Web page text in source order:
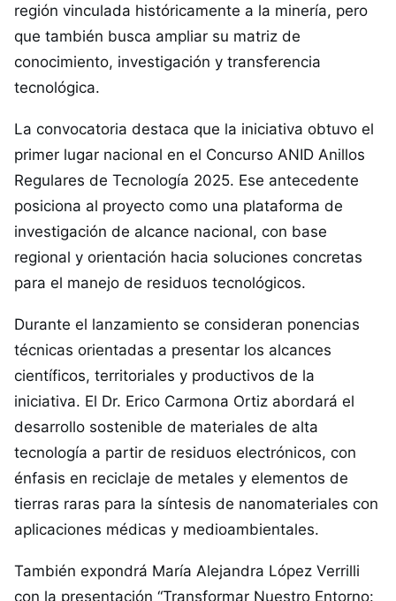
región vinculada históricamente a la minería, pero
que también busca ampliar su matriz de
conocimiento, investigación y transferencia
tecnológica.
La convocatoria destaca que la iniciativa obtuvo el
primer lugar nacional en el Concurso ANID Anillos
Regulares de Tecnología 2025. Ese antecedente
posiciona al proyecto como una plataforma de
investigación de alcance nacional, con base
regional y orientación hacia soluciones concretas
para el manejo de residuos tecnológicos.
Durante el lanzamiento se consideran ponencias
técnicas orientadas a presentar los alcances
científicos, territoriales y productivos de la
iniciativa. El Dr. Erico Carmona Ortiz abordará el
desarrollo sostenible de materiales de alta
tecnología a partir de residuos electrónicos, con
énfasis en reciclaje de metales y elementos de
tierras raras para la síntesis de nanomateriales con
aplicaciones médicas y medioambientales.
También expondrá María Alejandra López Verrilli
con la presentación “Transformar Nuestro Entorno: